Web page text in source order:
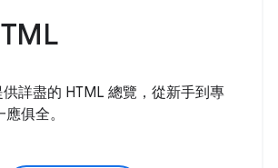
詳盡的 HTML 總覽，從新手到專
俱全。